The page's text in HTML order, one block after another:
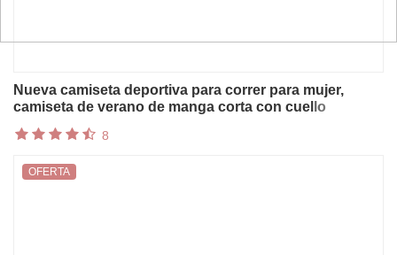
Nueva camiseta deportiva para correr para mujer,
camiseta de verano de manga corta con cuello
Fitness, camiseta activa ajustada
8
OFERTA